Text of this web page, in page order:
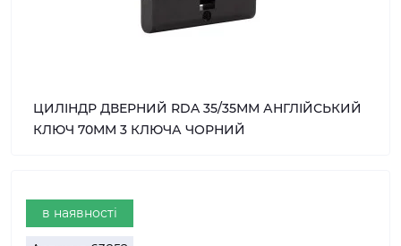
ЦИЛІНДР ДВЕРНИЙ RDA 35/35ММ АНГЛІЙСЬКИЙ
КЛЮЧ 70ММ 3 КЛЮЧА ЧОРНИЙ
в наявності